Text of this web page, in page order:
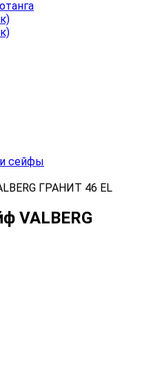
сейфы
ГРАНИТ 46 EL
VALBERG